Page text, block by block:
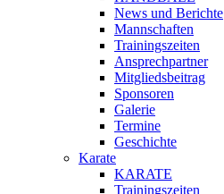
News und Berichte
Mannschaften
Trainingszeiten
Ansprechpartner
Mitgliedsbeitrag
Sponsoren
Galerie
Termine
Geschichte
Karate
KARATE
Trainingszeiten